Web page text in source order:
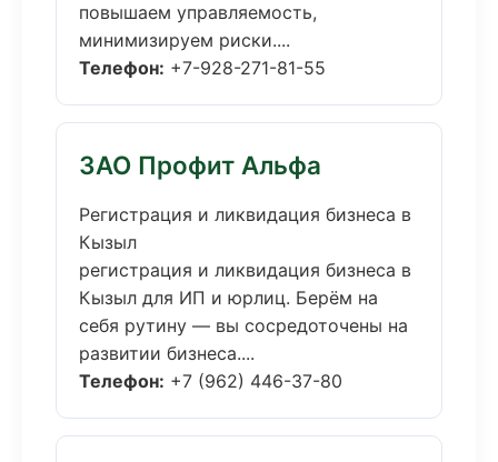
повышаем управляемость,
минимизируем риски....
Телефон: +7-928-271-81-55
ЗАО Профит Альфа
Регистрация и ликвидация бизнеса в
Кызыл
регистрация и ликвидация бизнеса в
Кызыл для ИП и юрлиц. Берём на
себя рутину — вы сосредоточены на
развитии бизнеса....
Телефон: +7 (962) 446-37-80